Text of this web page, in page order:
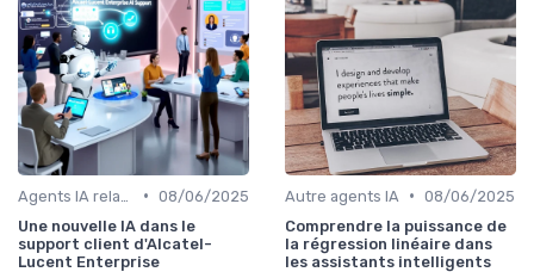
• 08/06/2025
Une nouvelle IA dans le
support client d'Alcatel-
Lucent Enterprise
Autre agents IA • 08/06/2025
Comprendre la puissance de
la régression linéaire dans
les assistants intelligents